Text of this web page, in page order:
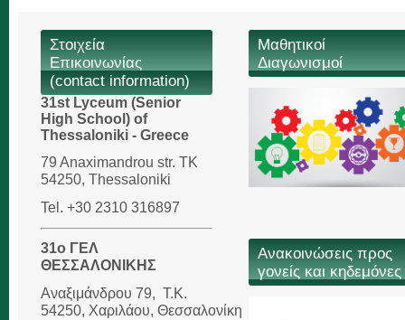
Στοιχεία
Επικοινωνίας
(contact information)
31st Lyceum (Senior
High School) of
Thessaloniki - Greece
79 Anaximandrou str. TK
54250, Thessaloniki
Tel. +30 2310 316897
31ο ΓΕΛ
ΘΕΣΣΑΛΟΝΙΚΗΣ
Αναξιμάνδρου 79, Τ.Κ.
54250, Χαριλάου, Θεσσαλονίκη
Μαθητικοί
Διαγωνισμοί
Ανακοινώσεις προς
γονείς και κηδεμόνες